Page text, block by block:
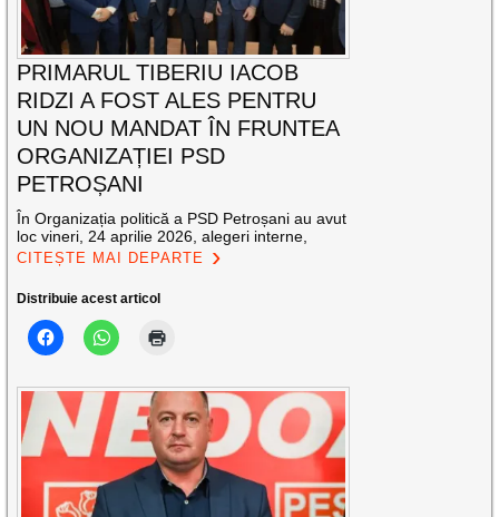
PRIMARUL TIBERIU IACOB
RIDZI A FOST ALES PENTRU
UN NOU MANDAT ÎN FRUNTEA
ORGANIZAȚIEI PSD
PETROȘANI
În Organizația politică a PSD Petroșani au avut
loc vineri, 24 aprilie 2026, alegeri interne,
CITEȘTE MAI DEPARTE
Distribuie acest articol